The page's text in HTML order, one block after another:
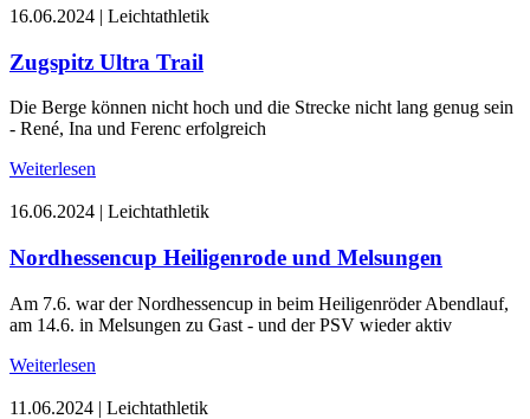
16.06.2024 | Leichtathletik
Zugspitz Ultra Trail
Die Berge können nicht hoch und die Strecke nicht lang genug sein
- René, Ina und Ferenc erfolgreich
Weiterlesen
16.06.2024 | Leichtathletik
Nordhessencup Heiligenrode und Melsungen
Am 7.6. war der Nordhessencup in beim Heiligenröder Abendlauf,
am 14.6. in Melsungen zu Gast - und der PSV wieder aktiv
Weiterlesen
11.06.2024 | Leichtathletik